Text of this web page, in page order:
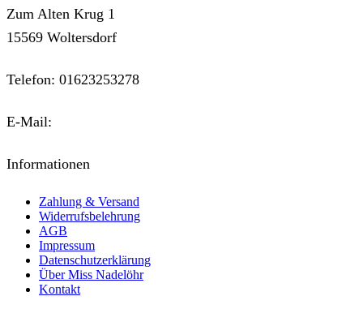
Zum Alten Krug 1
15569 Woltersdorf
Telefon: 01623253278
E-Mail:
Informationen
Zahlung & Versand
Widerrufsbelehrung
AGB
Impressum
Datenschutzerklärung
Über Miss Nadelöhr
Kontakt